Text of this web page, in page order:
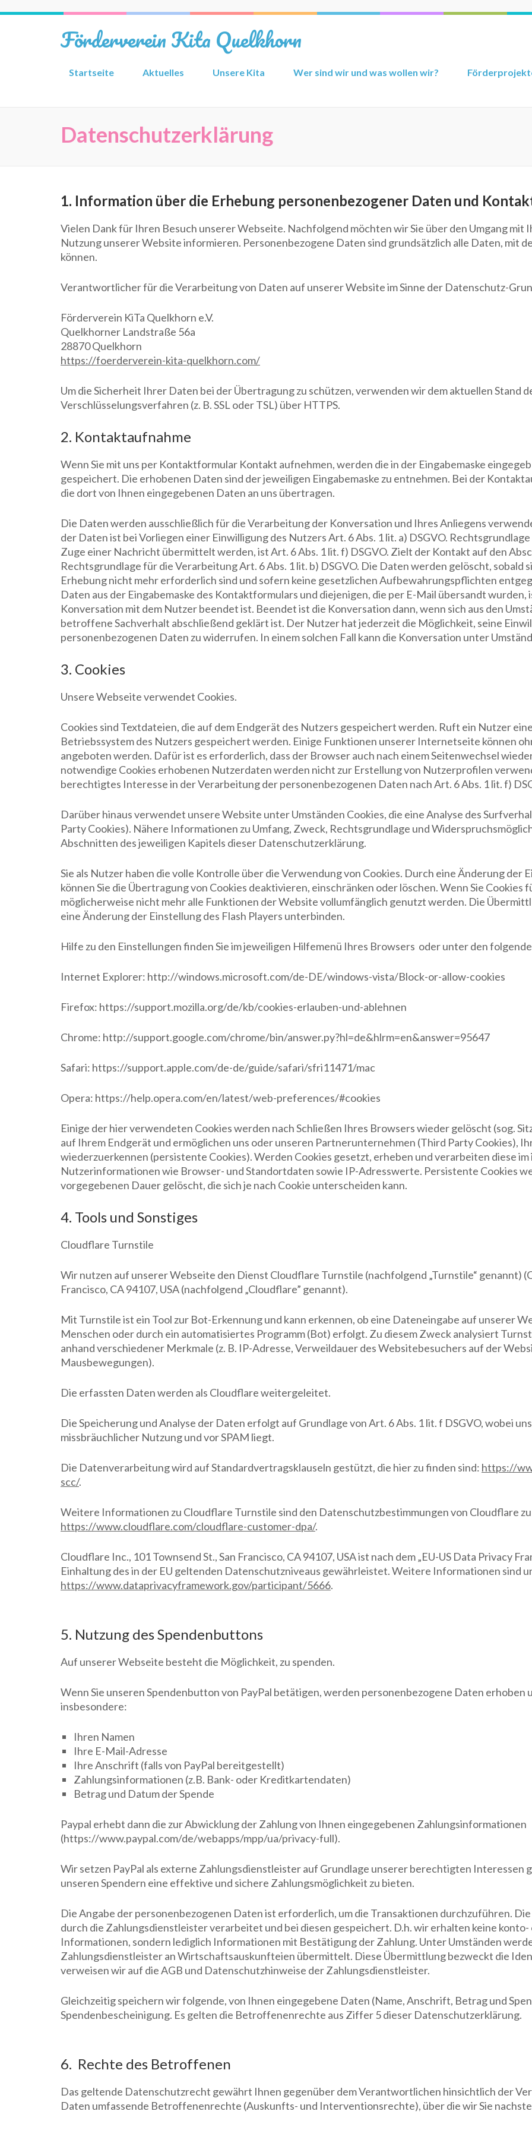
(EingabetasteFörderverein Kita Quelkhorn
Startseite Aktuelles Unsere Kita Wer sind wir und was wollen wir?
Datenschutzerklärung
1. Information über die Erhebung personenbezogener Daten und
Vielen Dank für Ihren Besuch unserer Webseite. Nachfolgend möchten wir Sie über den Umgang
Nutzung unserer Website informieren. Personenbezogene Daten sind grundsätzlich alle Daten, mit
können.
Verantwortlicher für die Verarbeitung von Daten auf unserer Website im Sinne der Datenschutz-
Förderverein KiTa Quelkhorn e.V.
Quelkhorner Landstraße 56a
28870 Quelkhorn
https://foerderverein-kita-quelkhorn.com/
Um die Sicherheit Ihrer Daten bei der Übertragung zu schützen, verwenden wir dem aktuellen Stand
Verschlüsselungsverfahren (z. B. SSL oder TSL) über HTTPS.
2. Kontaktaufnahme
Wenn Sie mit uns per Kontaktformular Kontakt aufnehmen, werden die in der Eingabemaske
gespeichert. Die erhobenen Daten sind der jeweiligen Eingabemaske zu entnehmen. Bei der
die dort von Ihnen eingegebenen Daten an uns übertragen.
Die Daten werden ausschließlich für die Verarbeitung der Konversation und Ihres Anliegens
der Daten ist bei Vorliegen einer Einwilligung des Nutzers Art. 6 Abs. 1 lit. a) DSGVO.
Zuge einer Nachricht übermittelt werden, ist Art. 6 Abs. 1 lit. f) DSGVO. Zielt der Kontakt auf den
Rechtsgrundlage für die Verarbeitung Art. 6 Abs. 1 lit. b) DSGVO. Die Daten werden gelöscht, sobald
Erhebung nicht mehr erforderlich sind und sofern keine gesetzlichen Aufbewahrungspflichten
Daten aus der Eingabemaske des Kontaktformulars und diejenigen, die per E-Mail übersandt wurden,
Konversation mit dem Nutzer beendet ist. Beendet ist die Konversation dann, wenn sich aus den
betroffene Sachverhalt abschließend geklärt ist. Der Nutzer hat jederzeit die Möglichkeit, seine
personenbezogenen Daten zu widerrufen. In einem solchen Fall kann die Konversation unter
3. Cookies
Unsere Webseite verwendet Cookies.
Cookies sind Textdateien, die auf dem Endgerät des Nutzers gespeichert werden. Ruft ein Nutzer
Betriebssystem des Nutzers gespeichert werden. Einige Funktionen unserer Internetseite können
angeboten werden. Dafür ist es erforderlich, dass der Browser auch nach einem Seitenwechsel
notwendige Cookies erhobenen Nutzerdaten werden nicht zur Erstellung von Nutzerprofilen
berechtigtes Interesse in der Verarbeitung der personenbezogenen Daten nach Art. 6 Abs. 1 lit. f)
Darüber hinaus verwendet unsere Website unter Umständen Cookies, die eine Analyse des
Party Cookies). Nähere Informationen zu Umfang, Zweck, Rechtsgrundlage und
Abschnitten des jeweiligen Kapitels dieser Datenschutzerklärung.
Sie als Nutzer haben die volle Kontrolle über die Verwendung von Cookies. Durch eine Änderung
können Sie die Übertragung von Cookies deaktivieren, einschränken oder löschen. Wenn Sie
möglicherweise nicht mehr alle Funktionen der Website vollumfänglich genutzt werden. Die
eine Änderung der Einstellung des Flash Players unterbinden.
Hilfe zu den Einstellungen finden Sie im jeweiligen Hilfemenü Ihres Browsers oder unter den
Internet Explorer: http://windows.microsoft.com/de-DE/windows-vista/Block-or-allow-cookies
Firefox: https://support.mozilla.org/de/kb/cookies-erlauben-und-ablehnen
Chrome: http://support.google.com/chrome/bin/answer.py?hl=de&hlrm=en&answer=95647
Safari: https://support.apple.com/de-de/guide/safari/sfri11471/mac
Opera: https://help.opera.com/en/latest/web-preferences/#cookies
Einige der hier verwendeten Cookies werden nach Schließen Ihres Browsers wieder gelöscht (sog.
auf Ihrem Endgerät und ermöglichen uns oder unseren Partnerunternehmen (Third Party Cookies),
wiederzuerkennen (persistente Cookies). Werden Cookies gesetzt, erheben und verarbeiten diese
Nutzerinformationen wie Browser- und Standortdaten sowie IP-Adresswerte. Persistente Cookies
vorgegebenen Dauer gelöscht, die sich je nach Cookie unterscheiden kann.
4. Tools und Sonstiges
Cloudflare Turnstile
Wir nutzen auf unserer Webseite den Dienst Cloudflare Turnstile (nachfolgend „Turnstile“ genannt)
Francisco, CA 94107, USA (nachfolgend „Cloudflare” genannt).
Mit Turnstile ist ein Tool zur Bot-Erkennung und kann erkennen, ob eine Dateneingabe auf unserer
Menschen oder durch ein automatisiertes Programm (Bot) erfolgt. Zu diesem Zweck analysiert
anhand verschiedener Merkmale (z. B. IP-Adresse, Verweildauer des Websitebesuchers auf der
Mausbewegungen).
Die erfassten Daten werden als Cloudflare weitergeleitet.
Die Speicherung und Analyse der Daten erfolgt auf Grundlage von Art. 6 Abs. 1 lit. f DSGVO, wobei
missbräuchlicher Nutzung und vor SPAM liegt.
Die Datenverarbeitung wird auf Standardvertragsklauseln gestützt, die hier zu finden sind: https://
scc/.
Weitere Informationen zu Cloudflare Turnstile sind den Datenschutzbestimmungen von Cloudflare
https://www.cloudflare.com/cloudflare-customer-dpa/.
Cloudflare Inc., 101 Townsend St., San Francisco, CA 94107, USA ist nach dem „EU-US Data Privacy
Einhaltung des in der EU geltenden Datenschutzniveaus gewährleistet. Weitere Informationen sind
https://www.dataprivacyframework.gov/participant/5666.
5. Nutzung des Spendenbuttons
Auf unserer Webseite besteht die Möglichkeit, zu spenden.
Wenn Sie unseren Spendenbutton von PayPal betätigen, werden personenbezogene Daten erhoben
insbesondere:
Ihren Namen
Ihre E-Mail-Adresse
Ihre Anschrift (falls von PayPal bereitgestellt)
Zahlungsinformationen (z.B. Bank- oder Kreditkartendaten)
Betrag und Datum der Spende
Paypal erhebt dann die zur Abwicklung der Zahlung von Ihnen eingegebenen Zahlungsinformationen
(https://www.paypal.com/de/webapps/mpp/ua/privacy-full).
Wir setzen PayPal als externe Zahlungsdienstleister auf Grundlage unserer berechtigten Interessen
unseren Spendern eine effektive und sichere Zahlungsmöglichkeit zu bieten.
Die Angabe der personenbezogenen Daten ist erforderlich, um die Transaktionen durchzuführen.
durch die Zahlungsdienstleister verarbeitet und bei diesen gespeichert. D.h. wir erhalten keine
Informationen, sondern lediglich Informationen mit Bestätigung der Zahlung. Unter Umständen
Zahlungsdienstleister an Wirtschaftsauskunfteien übermittelt. Diese Übermittlung bezweckt die
verweisen wir auf die AGB und Datenschutzhinweise der Zahlungsdienstleister.
Gleichzeitig speichern wir folgende, von Ihnen eingegebene Daten (Name, Anschrift, Betrag und
Spendenbescheinigung. Es gelten die Betroffenenrechte aus Ziffer 5 dieser Datenschutzerklärung.
6. Rechte des Betroffenen
Das geltende Datenschutzrecht gewährt Ihnen gegenüber dem Verantwortlichen hinsichtlich der
Daten umfassende Betroffenenrechte (Auskunfts- und Interventionsrechte), über die wir Sie